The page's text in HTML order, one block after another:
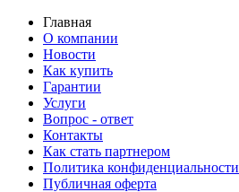
Главная
О компании
Новости
Как купить
Гарантии
Услуги
Вопрос - ответ
Контакты
Как стать партнером
Политика конфиденциальности
Публичная оферта